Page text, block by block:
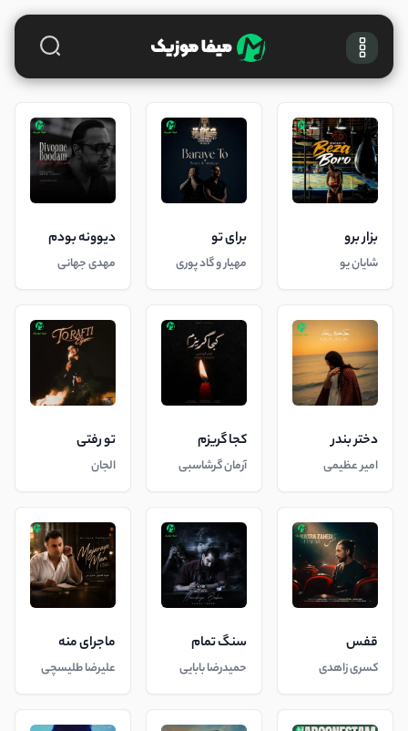
بزار برو
شایان یو
برای تو
مهیار و گاد پوری
دیوونه بودم
مهدی جهانی
دختر بندر
امیر عظیمی
کجا گریزم
آرمان گرشاسبی
تو رفتی
الجان
قفس
کسری زاهدی
سنگ تمام
حمیدرضا بابایی
ماجرای منه
علیرضا طلیسچی